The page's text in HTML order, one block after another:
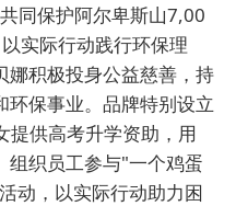
同保护阿尔卑斯山7,00
实际行动践行环保理
娜积极投身公益慈善，持
环保事业。品牌特别设立
提供高考升学资助，用
组织员工参与"一个鸡蛋
动，以实际行动助力困